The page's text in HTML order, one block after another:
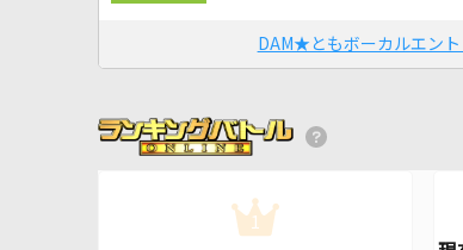
DAM★ともボーカルエン
1